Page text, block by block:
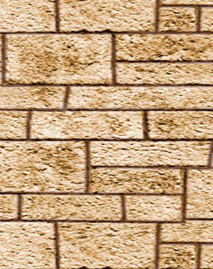
Avada Kedavra
Crucio
Imperio
Aqua Eructo
Arania Exumai
Arresto Momentum
Brachiabindo
Cave Inimicum
Confundo
Deletrius
Desillusio­nierungszauber
Duro
Emancipare
Entlifors
Expecto Patronum
Expelliarmus
Fianto Duri
Fidelius-Zauber
Finite Incantatem
Finite
Fumos